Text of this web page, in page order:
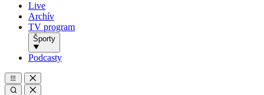
Live
Archív
TV program
Športy
Podcasty